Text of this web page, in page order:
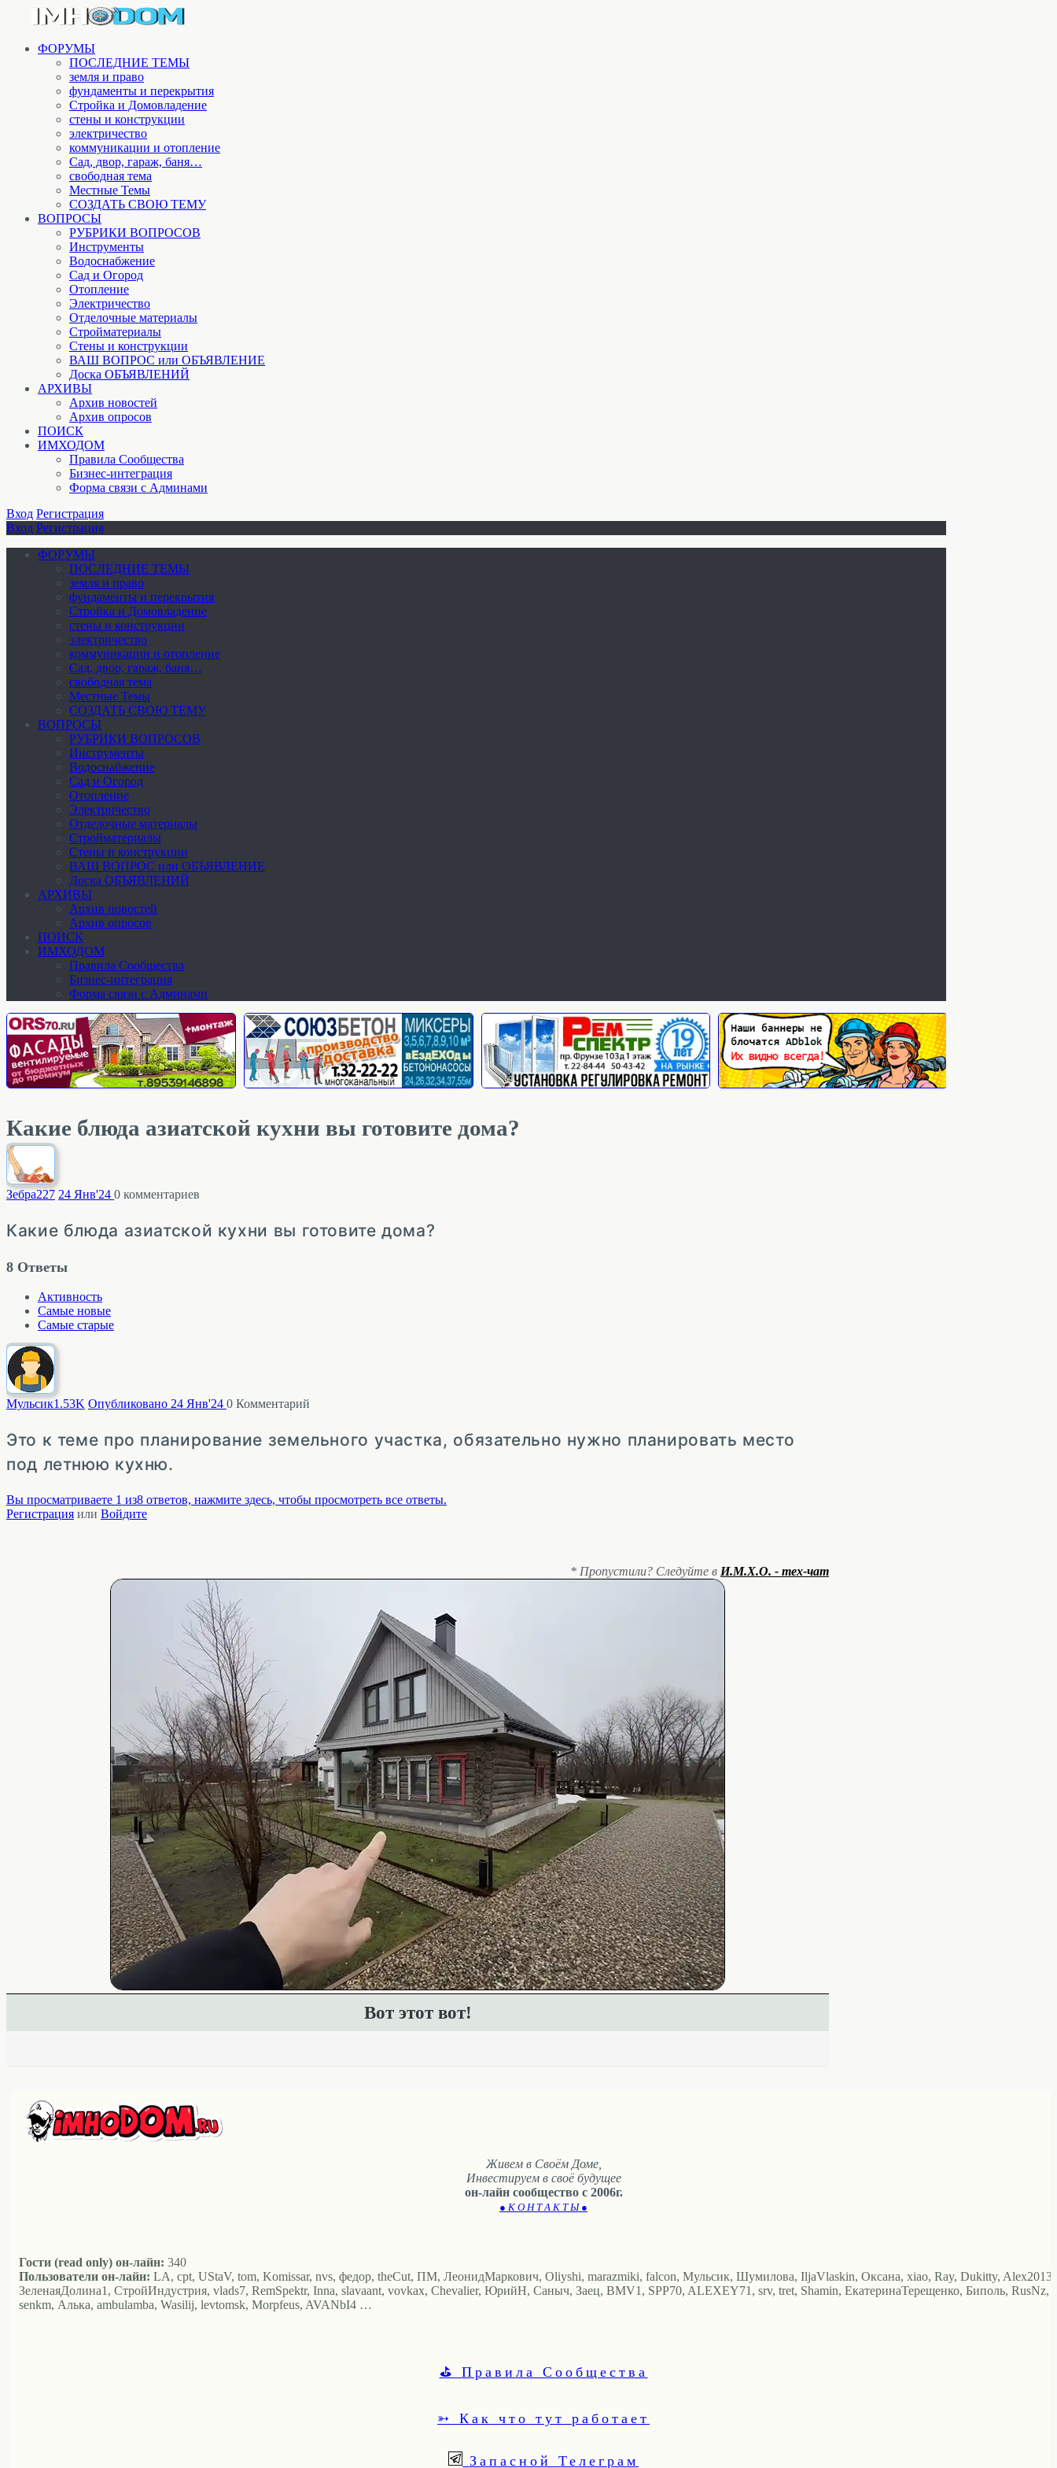
ФОРУМЫ
ПОСЛЕДНИЕ ТЕМЫ
земля и право
фундаменты и перекрытия
Стройка и Домовладение
стены и конструкции
электричество
коммуникации и отопление
Cад, двор, гараж, баня…
свободная тема
Местные Темы
СОЗДАТЬ СВОЮ ТЕМУ
ВОПРОСЫ
РУБРИКИ ВОПРОСОВ
Инструменты
Водоснабжение
Сад и Огород
Отопление
Электричество
Отделочные материалы
Стройматериалы
Стены и конструкции
ВАШ ВОПРОС или ОБЪЯВЛЕНИЕ
Доска ОБЪЯВЛЕНИЙ
АРХИВЫ
Архив новостей
Архив опросов
ПОИСК
ИМХОДОМ
Правила Сообщества
Бизнес-интеграция
Форма связи с Админами
Вход Регистрация
Вход Регистрация
ФОРУМЫ
ПОСЛЕДНИЕ ТЕМЫ
земля и право
фундаменты и перекрытия
Стройка и Домовладение
стены и конструкции
электричество
коммуникации и отопление
Cад, двор, гараж, баня…
свободная тема
Местные Темы
СОЗДАТЬ СВОЮ ТЕМУ
ВОПРОСЫ
РУБРИКИ ВОПРОСОВ
Инструменты
Водоснабжение
Сад и Огород
Отопление
Электричество
Отделочные материалы
Стройматериалы
Стены и конструкции
ВАШ ВОПРОС или ОБЪЯВЛЕНИЕ
Доска ОБЪЯВЛЕНИЙ
АРХИВЫ
Архив новостей
Архив опросов
ПОИСК
ИМХОДОМ
Правила Сообщества
Бизнес-интеграция
Форма связи с Админами
Какие блюда азиатской кухни вы готовите дома?
Зебра227 24 Янв'24 0 комментариев
Какие блюда азиатской кухни вы готовите дома?
8 Ответы
Активность
Самые новые
Самые старые
Мульсик1.53K Опубликовано 24 Янв'24 0 Комментарий
Это к теме про планирование земельного участка, обязательно нужно планировать место
под летнюю кухню.
Вы просматриваете 1 из8 ответов, нажмите здесь, чтобы просмотреть все ответы.
Регистрация или Войдите
* Пропустили? Следуйте в И.М.Х.О. - тех-чат
Вот этот вот!
Живем в Своём Доме,
Инвестируем в своё будущее
он-лайн сообщество с 2006г.
● К О Н Т А К Т Ы ●
Гости (read only) он-лайн: 340
Пользователи он-лайн: LA, cpt, UStaV, tom, Komissar, nvs, федор, theCut, ПМ, ЛеонидМаркович, Oliyshi, marazmiki, falcon, Мульсик, Шумилова, IljaVlaskin, Оксана, xiao, Ray, Dukitty, Alex2013,
ЗеленаяДолина1, СтройИндустрия, vlads7, RemSpektr, Inna, slavaant, vovkax, Chevalier, ЮрийН, Саныч, Заец, BMV1, SPP70, ALEXEY71, srv, tret, Shamin, ЕкатеринаТерещенко, Биполь, RusNz,
senkm, Алька, ambulamba, Wasilij, levtomsk, Morpfeus, AVANbI4 …
⛳ Правила Сообщества
➳ Как что тут работает
Запасной Телеграм